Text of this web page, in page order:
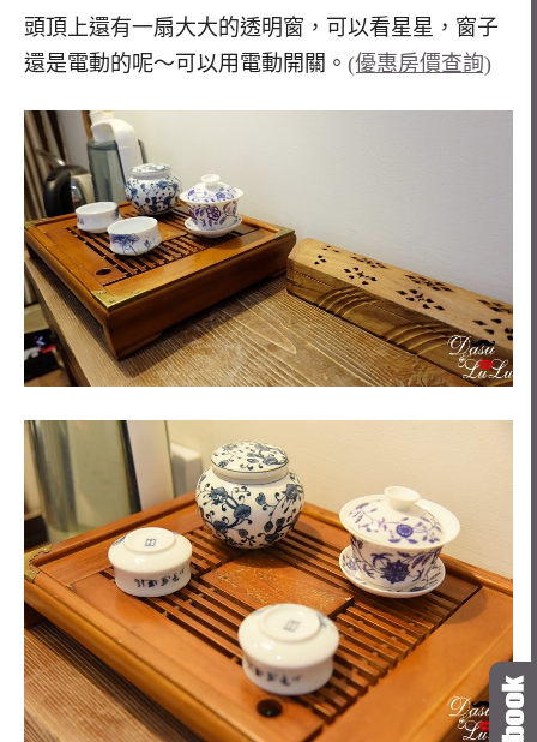
頭頂上還有一扇大大的透明窗，可以看星星，窗子
還是電動的呢～可以用電動開關。 (優惠房價查詢)